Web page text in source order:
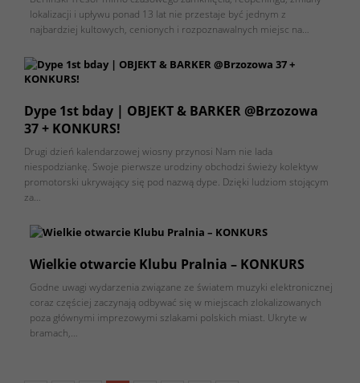
lokalizacji i upływu ponad 13 lat nie przestaje być jednym z
najbardziej kultowych, cenionych i rozpoznawalnych miejsc na…
Dype 1st bday | OBJEKT & BARKER @Brzozowa
37 + KONKURS!
Drugi dzień kalendarzowej wiosny przynosi Nam nie lada
niespodziankę. Swoje pierwsze urodziny obchodzi świeży kolektyw
promotorski ukrywający się pod nazwą dype. Dzięki ludziom stojącym
za…
Wielkie otwarcie Klubu Pralnia – KONKURS
Godne uwagi wydarzenia związane ze światem muzyki elektronicznej
coraz częściej zaczynają odbywać się w miejscach zlokalizowanych
poza głównymi imprezowymi szlakami polskich miast. Ukryte w
bramach,…